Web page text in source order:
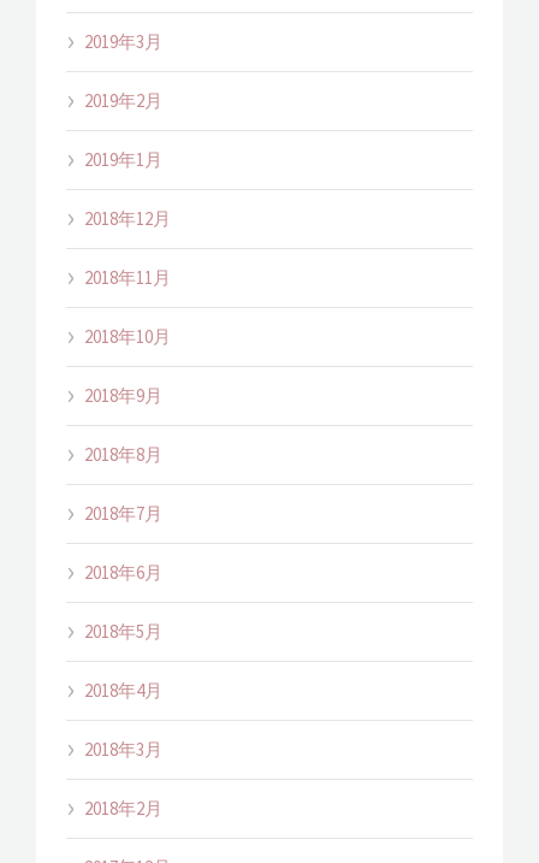
2019年3月
2019年2月
2019年1月
2018年12月
2018年11月
2018年10月
2018年9月
2018年8月
2018年7月
2018年6月
2018年5月
2018年4月
2018年3月
2018年2月